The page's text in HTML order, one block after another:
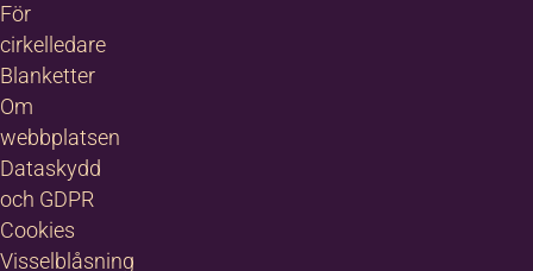
För
cirkelledare
Blanketter
Om
webbplatsen
Dataskydd
och GDPR
Cookies
Visselblåsning